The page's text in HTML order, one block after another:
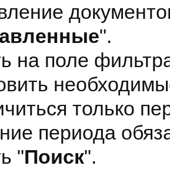
".
на поле
только
периода
"Поиск".